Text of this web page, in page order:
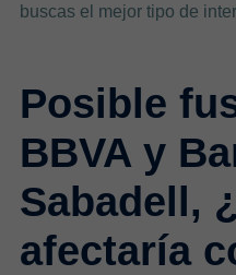
buscas el mejor tipo de
Posible
BBVA y
Sabadell,
afectaría